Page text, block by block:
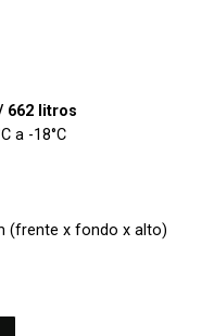
662 litros
a -18°C
(frente x fondo x alto)